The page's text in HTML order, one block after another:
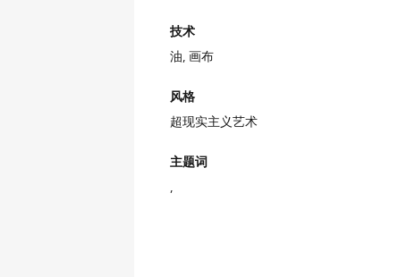
技术
油,画布
风格
超现实主义艺术
主题词